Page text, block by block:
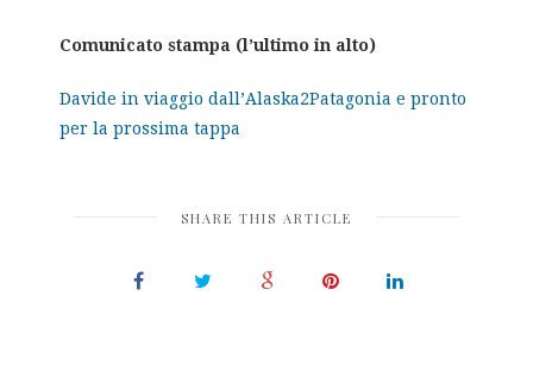
Comunicato stampa (l’ultimo in alto)
Davide in viaggio dall’Alaska2Patagonia e pronto
per la prossima tappa
SHARE THIS ARTICLE